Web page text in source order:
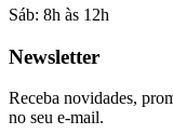
Sáb: 8h às 12h
Newsletter
Receba novidades,
no seu e-mail.